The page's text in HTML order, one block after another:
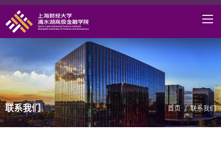
首页
课程项目
师资力量
学术研究
研究中心
首页 / 联系我们
联系我们